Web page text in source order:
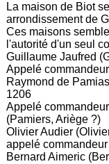
La maison de Biot
arrondissement de
Ces maisons
l'autorité d'un seul
Guillaume Jaufred
Appelé
Raymond de
1206
Appelé
(Pamiers, Ariège ?)
Olivier Audier
appelé
Bernard Aimeric